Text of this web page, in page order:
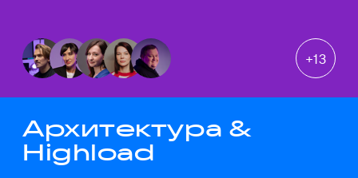
+13
Архитектура &
Highload